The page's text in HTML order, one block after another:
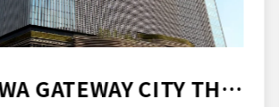
GATEWAY CITY THE